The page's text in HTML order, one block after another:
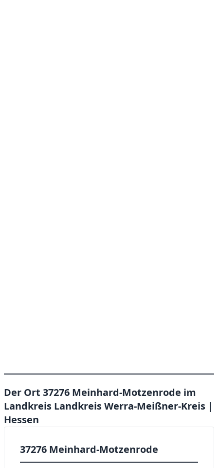
Der Ort 37276 Meinhard-Motzenrode im
Landkreis Landkreis Werra-Meißner-Kreis |
Hessen
37276 Meinhard-Motzenrode